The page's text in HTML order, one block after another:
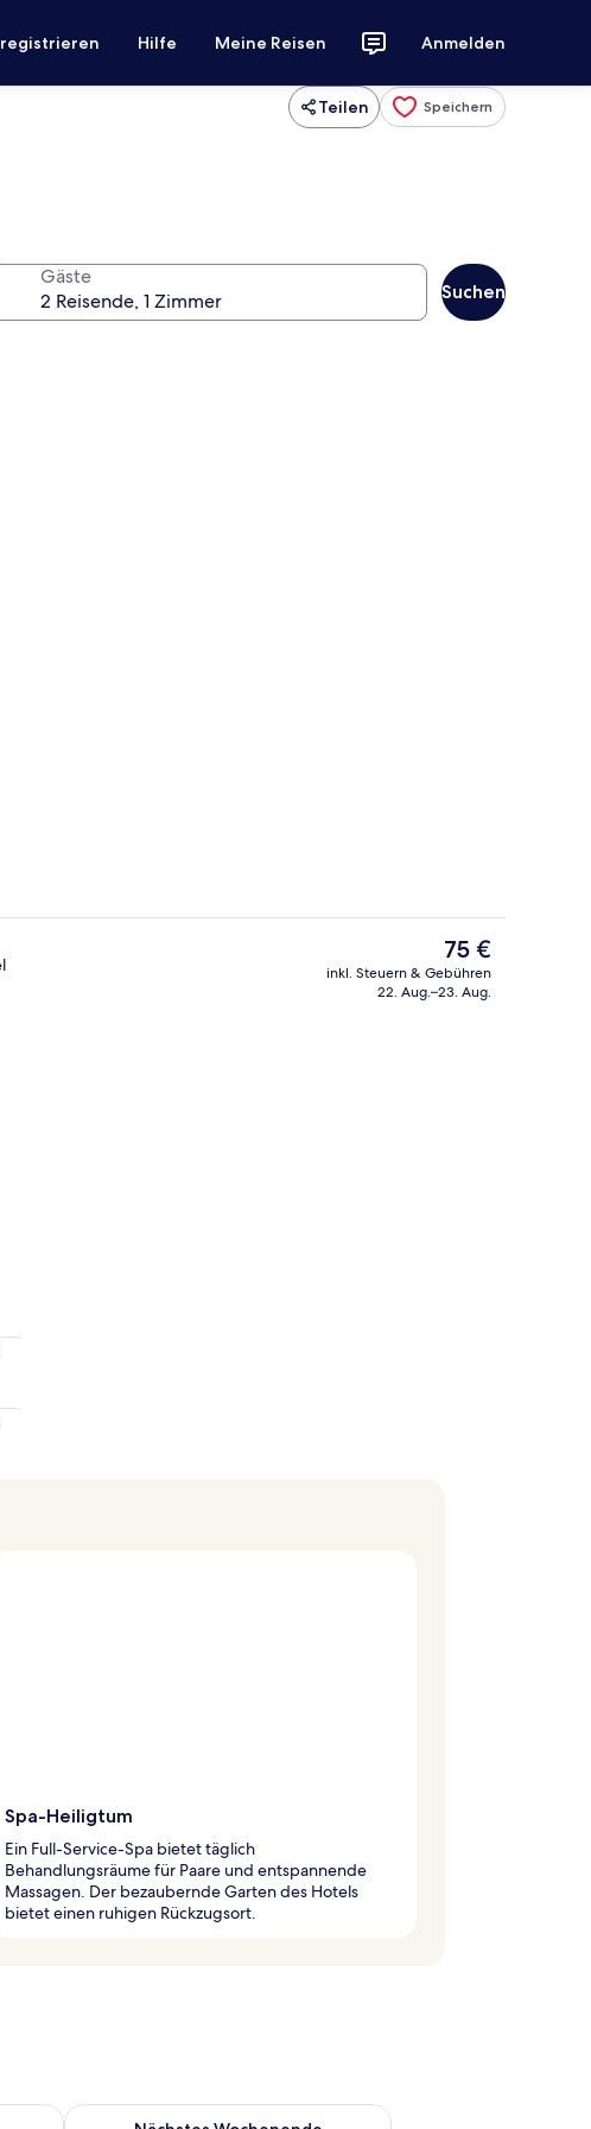
Hilfe Meine Reisen Anmelden
Teilen Speichern
Gäste
Suchen
Außenbereich
Der
aktuelle
Preis
75 €
inkl. Steuern & Gebühren
22. Aug.–23. Aug.
Spa-Heiligtum
Ein Full-Service-Spa bietet täglich
Behandlungsräume für Paare und entspannende
Massagen. Der bezaubernde Garten des Hotels
bietet einen ruhigen Rückzugsort.
Wochenende, Aug. 7 - Aug. 9.
Überprüfe die Verfügbarkeit für nächstes Wochenende, Aug.